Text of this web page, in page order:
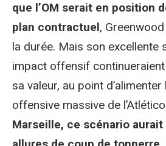
que l’OM serait en position
plan contractuel,
la durée. Mais son excellente
impact offensif
sa valeur, au point d’alimenter
offensive massive de
Marseille, ce scénario